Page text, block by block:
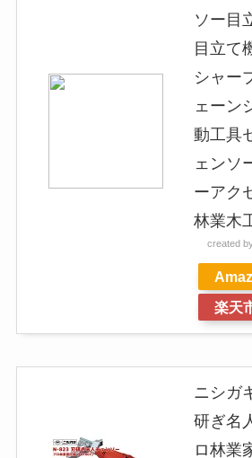
ソー目
目立て
シャー
ェーン
動工具
ェンソ
ーアク
林業木
created
楽天
ニシガ
研ぎ名
ロ林業